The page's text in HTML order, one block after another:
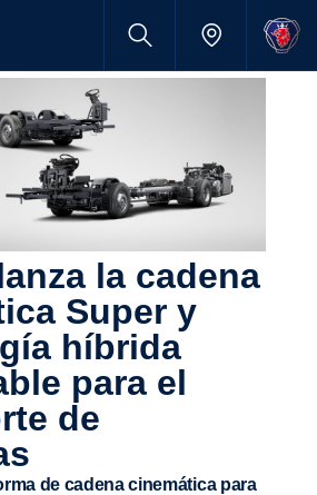
Super y
híbrida
para el
de